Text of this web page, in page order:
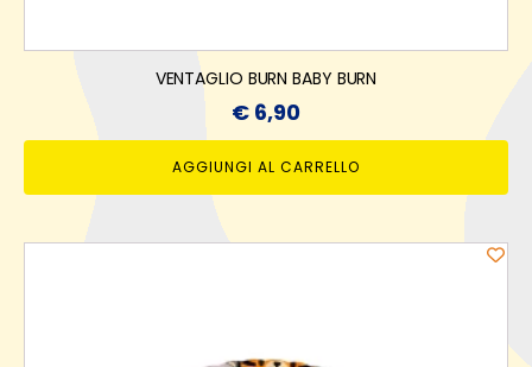
VENTAGLIO BURN BABY BURN
€ 6,90
AGGIUNGI AL CARRELLO